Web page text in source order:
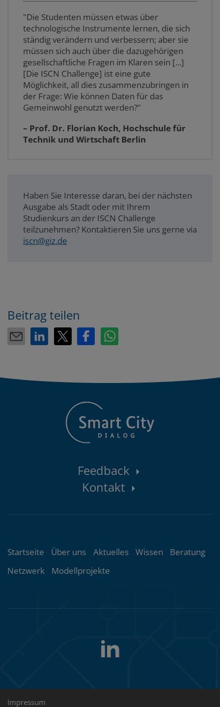
"Die Studenten müssen etwas über
technologische Instrumente lernen, die sich
ständig verändern und verbessern; aber sie
müssen sich auch über die dazugehörigen
gesellschaftliche Fragen im Klaren sein [...]
[Die ISCN Challenge] ist eine gute
Möglichkeit, all dies zusammenzubringen in
der Frage: Wie können Daten für das
Gemeinwohl genutzt werden?"
– Prof. Dr. Florian Koch, Hochschule für
Technik und Wirtschaft Berlin
Haben Sie Interesse daran, bei der nächsten
Ausgabe als Stadt oder mit Ihrem
Studienkurs an der ISCN Challenge
teilzunehmen? Kontaktieren Sie uns gerne via
iscn@giz.de
Beitrag teilen
Kontaktbereich
Feedback
Kontakt
Themenübersicht
Startseite Über uns Aktuelles Wissen
Beratung
Netzwerk
Modellprojekte
Folgen
uns
LinkedIn
Impressum